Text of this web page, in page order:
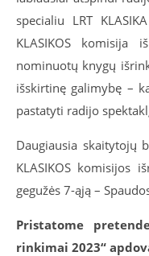
specialiu LRT
KLASIKOS komisija
nominuotų knygų
išskirtinę galimybę –
pastatyti radijo
Daugiausia skaitytojų
KLASIKOS komisijos
gegužės 7-ąją –
Pristatome
rinkimai 2023“